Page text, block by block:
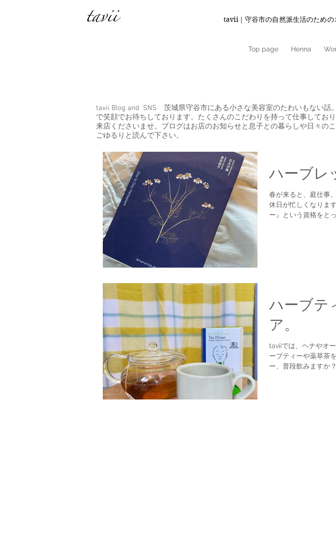
tavii｜守谷市の自然派生活のため
Top page Henna
tavii Blog and SNS 茨城県守谷市にある小さな美容室のたわいもない話
で笑顔でお待ちしております。たくさんのこだわりを持って仕事してお
来店くださいませ。ブログはお店のお知らせと息子との暮らしや日々のこ
ごゆるりと読んで下さい。
ハーブレ
春が来ると、庭仕事
休日が忙しくなりま
ー』という資格をと
ハーブテ
ア。
taviiでは、ヘナやオ
ーブティーや薬草茶
ー、普段飲みますか